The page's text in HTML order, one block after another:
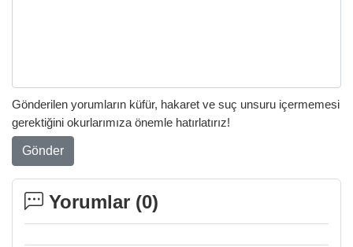
Gönderilen yorumların küfür, hakaret ve suç unsuru içermemesi
gerektiğini okurlarımıza önemle hatırlatırız!
Gönder
Yorumlar (0)